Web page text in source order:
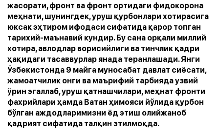
жасорати, фронт ва фронт ортидаги фидокорона
меҳнати, шунингдек, уруш қурбонлари хотирасига
юксак эҳтиром ифодаси сифатида қарор топган
тарихий-маънавий кундир. Бу сана орқали миллий
хотира, авлодлар ворисийлиги ва тинчлик қадри
ҳақидаги тасаввурлар янада теранлашади. Янги
Ўзбекистонда 9 майга муносабат давлат сиёсати,
жамоатчилик онги ва маърифий тарбияда узвий
ўрин эгаллаб, уруш қатнашчилари, меҳнат фронти
фахрийлари ҳамда Ватан ҳимояси йўлида қурбон
бўлган аждодларимизни ёд этиш олийжаноб
қадрият сифатида талқин этилмоқда.